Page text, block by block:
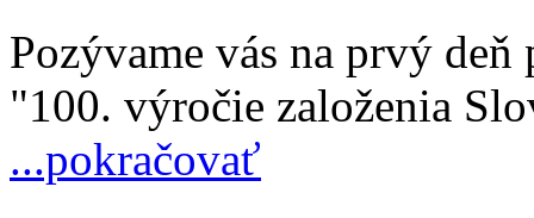
Pozývame vás na prvý
"100. výročie založenia
...pokračovať